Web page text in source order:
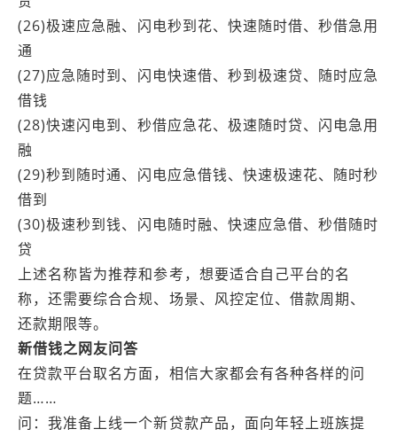
(26)极速应急融、闪电秒到花、快速随时借、秒借急用
通
(27)应急随时到、闪电快速借、秒到极速贷、随时应急
借钱
(28)快速闪电到、秒借应急花、极速随时贷、闪电急用
融
(29)秒到随时通、闪电应急借钱、快速极速花、随时秒
借到
(30)极速秒到钱、闪电随时融、快速应急借、秒借随时
贷
上述名称皆为推荐和参考，想要适合自己平台的名
称，还需要综合合规、场景、风控定位、借款周期、
还款期限等。
新借钱之网友问答
在贷款平台取名方面，相信大家都会有各种各样的问
题……
问：我准备上线一个新贷款产品，面向年轻上班族提